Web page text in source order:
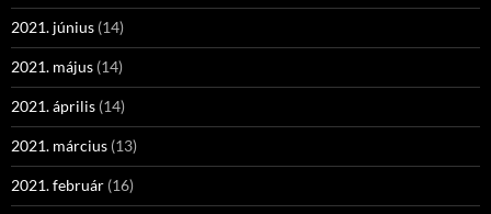
2021. június (14)
2021. május (14)
2021. április (14)
2021. március (13)
2021. február (16)